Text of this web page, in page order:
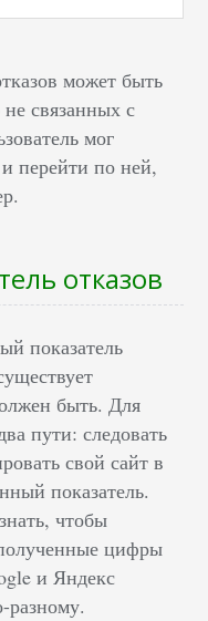
может быть
связанных с
мог
перейти по ней,
отказов
показатель
быть. Для
пути: следовать
свой сайт в
показатель.
чтобы
цифры
и Яндекс
разному.